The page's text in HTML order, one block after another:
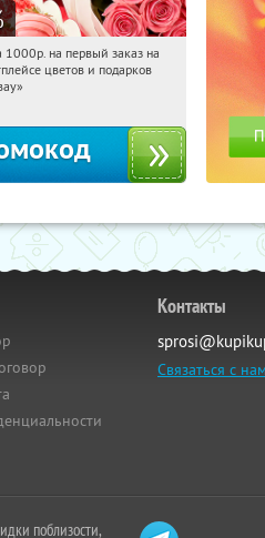
Получили:
1000р. на первый заказ на
цветов и подарков
Контакты
Связаться с
поблизости,